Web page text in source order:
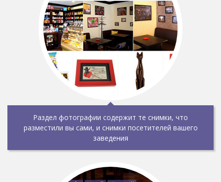
Раздел фотографии содержит те снимки, что
разместили вы сами, и снимки посетителей вашего
заведения